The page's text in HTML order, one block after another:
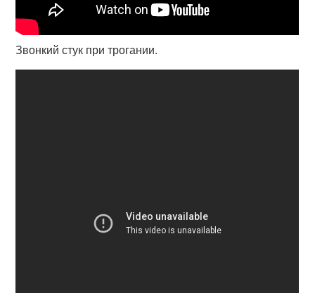
Звонкий стук при трогании.